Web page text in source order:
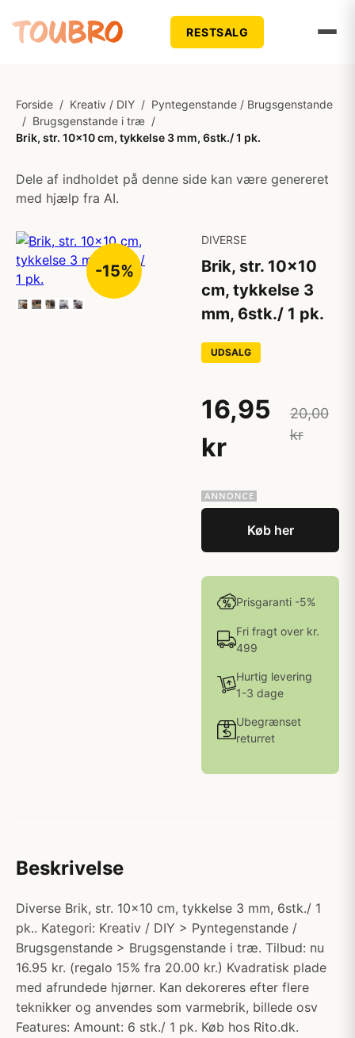
RESTSALG
Forside / Kreativ / DIY / Pyntegenstande / Brugsgenstande
/ Brugsgenstande i træ /
Brik, str. 10x10 cm, tykkelse 3 mm, 6stk./ 1 pk.
Dele af indholdet på denne side kan være genereret
med hjælp fra AI.
-15%
DIVERSE
Brik, str. 10x10
cm, tykkelse 3
mm, 6stk./ 1 pk.
UDSALG
16,95
kr
20,00
kr
Køb her
Prisgaranti -5%
Fri fragt over kr.
499
Hurtig levering
1-3 dage
Ubegrænset
returret
Beskrivelse
Diverse Brik, str. 10x10 cm, tykkelse 3 mm, 6stk./ 1
pk.. Kategori: Kreativ / DIY > Pyntegenstande /
Brugsgenstande > Brugsgenstande i træ. Tilbud: nu
16.95 kr. (regalo 15% fra 20.00 kr.) Kvadratisk plade
med afrundede hjørner. Kan dekoreres efter flere
teknikker og anvendes som varmebrik, billede osv
Features: Amount: 6 stk./ 1 pk. Køb hos Rito.dk.